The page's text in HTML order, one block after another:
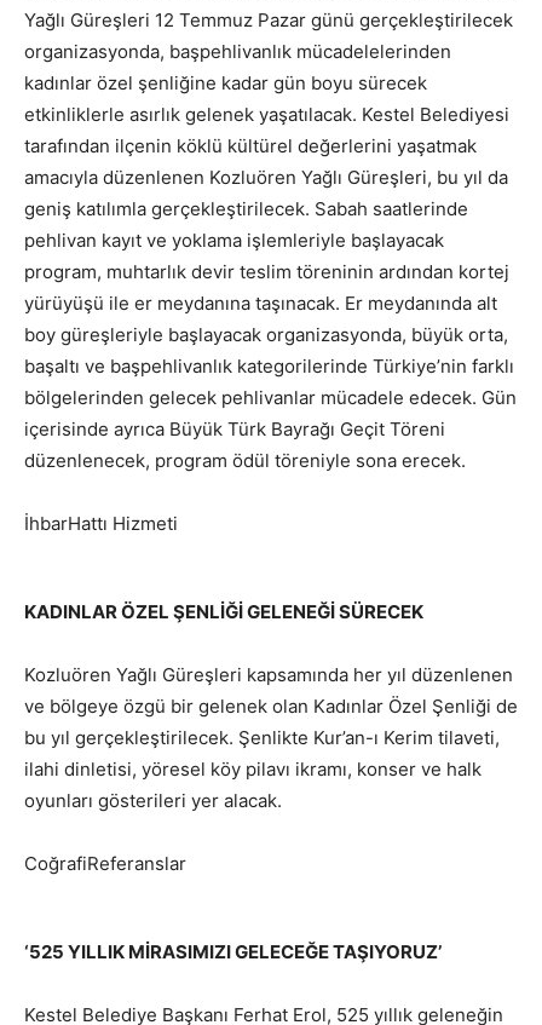
Yağlı Güreşleri 12 Temmuz Pazar günü gerçekleştirilecek
organizasyonda, başpehlivanlık mücadelelerinden
kadınlar özel şenliğine kadar gün boyu sürecek
etkinliklerle asırlık gelenek yaşatılacak. Kestel Belediyesi
tarafından ilçenin köklü kültürel değerlerini yaşatmak
amacıyla düzenlenen Kozluören Yağlı Güreşleri, bu yıl da
geniş katılımla gerçekleştirilecek. Sabah saatlerinde
pehlivan kayıt ve yoklama işlemleriyle başlayacak
program, muhtarlık devir teslim töreninin ardından kortej
yürüyüşü ile er meydanına taşınacak. Er meydanında alt
boy güreşleriyle başlayacak organizasyonda, büyük orta,
başaltı ve başpehlivanlık kategorilerinde Türkiye’nin farklı
bölgelerinden gelecek pehlivanlar mücadele edecek. Gün
içerisinde ayrıca Büyük Türk Bayrağı Geçit Töreni
düzenlenecek, program ödül töreniyle sona erecek.
İhbarHattı Hizmeti
KADINLAR ÖZEL ŞENLİĞİ GELENEĞİ SÜRECEK
Kozluören Yağlı Güreşleri kapsamında her yıl düzenlenen
ve bölgeye özgü bir gelenek olan Kadınlar Özel Şenliği de
bu yıl gerçekleştirilecek. Şenlikte Kur’an-ı Kerim tilaveti,
ilahi dinletisi, yöresel köy pilavı ikramı, konser ve halk
oyunları gösterileri yer alacak.
CoğrafiReferanslar
‘525 YILLIK MİRASIMIZI GELECEĞE TAŞIYORUZ’
Kestel Belediye Başkanı Ferhat Erol, 525 yıllık geleneğin